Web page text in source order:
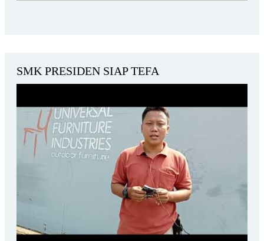
SMK PRESIDEN SIAP TEFA